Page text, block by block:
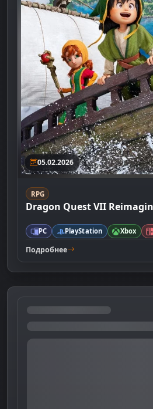
05.02.2026
RPG
Dragon Quest VII
PC PlayStation Xbox
Подробнее